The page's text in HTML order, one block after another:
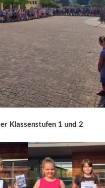
Klassenstufen 1 und 2